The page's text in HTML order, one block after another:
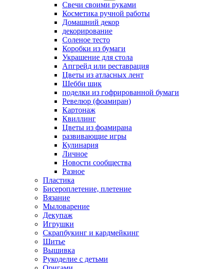
Свечи своими руками
Косметика ручной работы
Домашний декор
декорирование
Соленое тесто
Коробки из бумаги
Украшение для стола
Апгрейд или реставрация
Цветы из атласных лент
Шебби шик
поделки из гофрированной бумаги
Ревелюр (фоамиран)
Картонаж
Квиллинг
Цветы из фоамирана
развивающие игры
Кулинария
Личное
Новости сообщества
Разное
Пластика
Бисероплетение, плетение
Вязание
Мыловарение
Декупаж
Игрушки
Скрапбукинг и кардмейкинг
Шитье
Вышивка
Рукоделие с детьми